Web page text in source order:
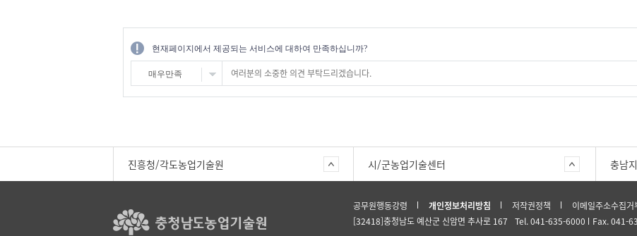
현재페이지에서 제공되는 서비스에 대하여 만족하십니까?
매우만족
진흥청/각도농업기술원 시/군농업기술센터 충남
공무원행동강령 개인정보처리방침 저작권정책 이메일주소수집거
[32418]충청남도 예산군 신암면 추사로 167
Tel. 041-635-6000 Fax. 041-